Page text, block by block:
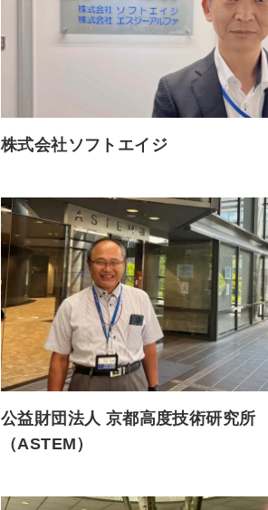
株式会社ソフトエイジ
公益財団法人 京都高度技術研究所
（ASTEM）